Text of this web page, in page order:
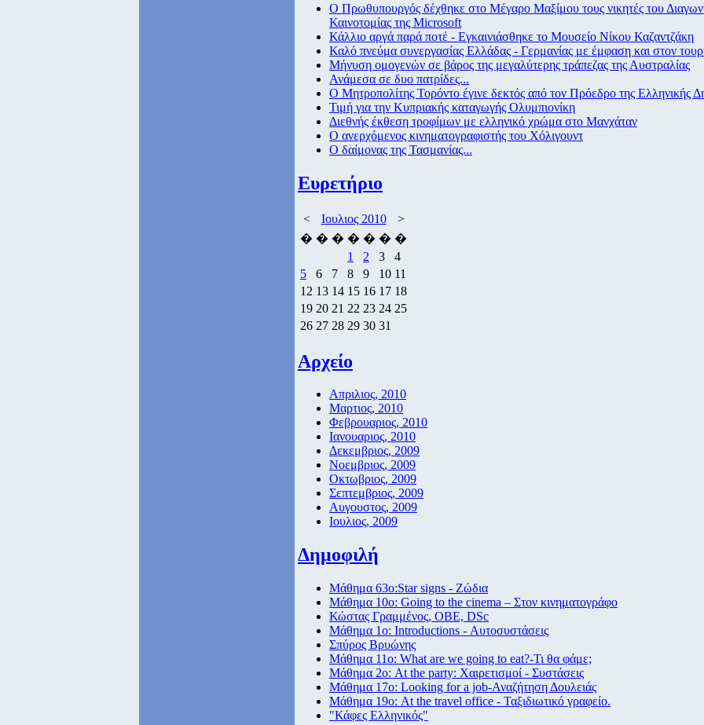
Ο Πρωθυπουργός δέχθηκε στο Μέγαρο Μαξίμου τους νικητές του
Καινοτομίας της Microsoft
Κάλλιο αργά παρά ποτέ - Εγκαινιάσθηκε το Μουσείο Νίκου Καζαντζάκη
Καλό πνεύμα συνεργασίας Ελλάδας - Γερμανίας με έμφαση και στον
Μήνυση ομογενών σε βάρος της μεγαλύτερης τράπεζας της Αυστραλίας
Ανάμεσα σε δυο πατρίδες...
Ο Μητροπολίτης Τορόντο έγινε δεκτός από τον Πρόεδρο της Ελληνικής
Τιμή για την Κυπριακής καταγωγής Ολυμπιονίκη
Διεθνής έκθεση τροφίμων με ελληνικό χρώμα στο Μανχάταν
Ο ανερχόμενος κινηματογραφιστής του Χόλιγουντ
Ο δαίμονας της Τασμανίας...
Ευρετήριο
< Ιουλιος 2010
>
� � � � � � �
1
2 3
4
5
6 7 8 9 10 11
12 13 14 15 16 17 18
19 20 21 22 23 24 25
26 27 28 29 30 31
Αρχείο
Απριλιος, 2010
Μαρτιος, 2010
Φεβρουαριος, 2010
Ιανουαριος, 2010
Δεκεμβριος, 2009
Νοεμβριος, 2009
Οκτωβριος, 2009
Σεπτεμβριος, 2009
Αυγουστος, 2009
Ιουλιος, 2009
Δημοφιλή
Μάθημα 63ο:Star signs - Ζώδια
Μάθημα 10ο: Going to the cinema – Στον κινηματογράφο
Κώστας Γραμμένος, ΟΒΕ, DSc
Μάθημα 1ο: Introductions - Αυτοσυστάσεις
Σπύρος Βρυώνης
Μάθημα 11ο: What are we going to eat?-Τι θα φάμε;
Μάθημα 2ο: At the party: Χαιρετισμοί - Συστάσεις
Μάθημα 17ο: Looking for a job-Αναζήτηση Δουλειάς
Μάθημα 19ο: At the travel office - Ταξιδιωτικό γραφείο.
"Κάφες Ελληνικός"